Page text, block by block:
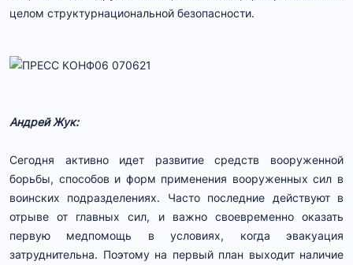
целом структурнациональной безопасности.
Андрей Жук:
Сегодня активно идет развитие средств вооруженной
борьбы, способов и форм применения вооруженных сил в
воинских подразделениях. Часто последние действуют в
отрыве от главных сил, и важно своевременно оказать
первую медпомощь в условиях, когда эвакуация
затруднительна. Поэтому на первый план выходит наличие